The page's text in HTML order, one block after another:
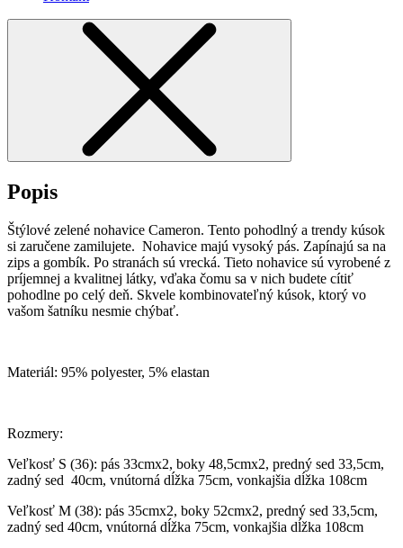
Popis
Štýlové zelené nohavice Cameron. Tento pohodlný a trendy kúsok
si zaručene zamilujete. Nohavice majú vysoký pás. Zapínajú sa na
zips a gombík. Po stranách sú vrecká. Tieto nohavice sú vyrobené z
príjemnej a kvalitnej látky, vďaka čomu sa v nich budete cítiť
pohodlne po celý deň. Skvele kombinovateľný kúsok, ktorý vo
vašom šatníku nesmie chýbať.
Materiál: 95% polyester, 5% elastan
Rozmery:
Veľkosť S (36): pás 33cmx2, boky 48,5cmx2, predný sed 33,5cm,
zadný sed 40cm, vnútorná dĺžka 75cm, vonkajšia dĺžka 108cm
Veľkosť M (38): pás 35cmx2, boky 52cmx2, predný sed 33,5cm,
zadný sed 40cm, vnútorná dĺžka 75cm, vonkajšia dĺžka 108cm